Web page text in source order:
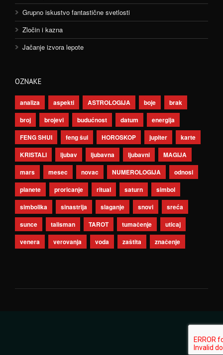
Grupno iskustvo fantastične svetlosti
Zločin i kazna
Jačanje izvora lepote
OZNAKE
analiza aspekti ASTROLOGIJA boje
brak
broj
brojevi budućnost datum
energija
FENG SHUI
feng šui HOROSKOP jupiter
karte
KRISTALI
ljubav ljubavna ljubavni
MAGIJA
mars
mesec novac NUMEROLOGIJA
odnosi
planete
proricanje ritual saturn
simbol
simbolika
sinastrija slaganje snovi
sreća
sunce
talisman TAROT tumačenje
uticaj
venera
verovanja voda zaštita značenje